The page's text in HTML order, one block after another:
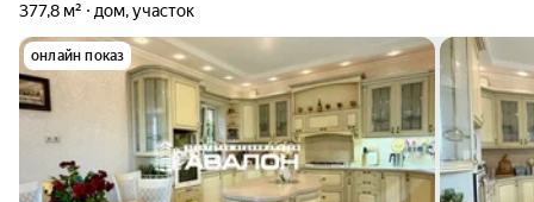
377,8 м² дом, участок
онлайн показ